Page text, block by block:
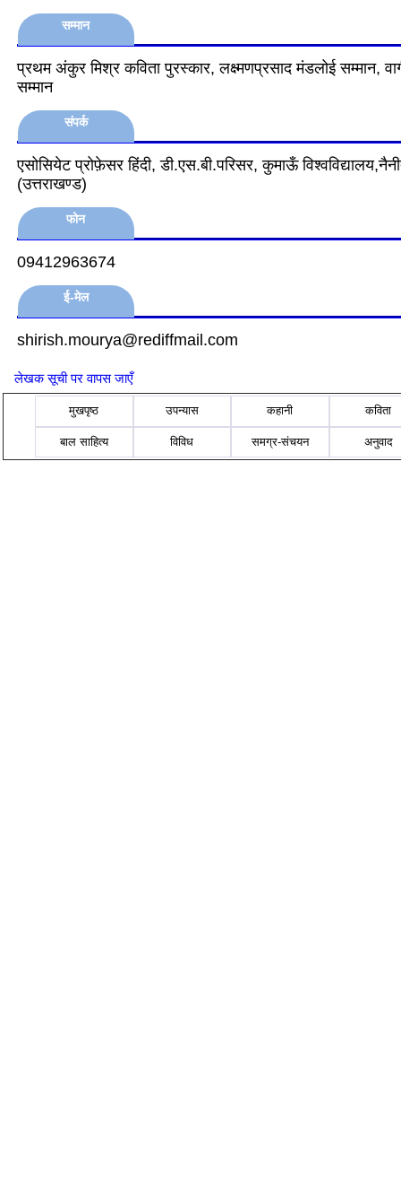
सम्मान
प्रथम अंकुर मिश्र कविता पुरस्कार, लक्ष्‍मणप्रसाद मंडलोई सम्‍मान,
सम्‍मान
संपर्क
एसोसियेट प्रोफ़ेसर हिंदी, डी.एस.बी.परिसर, कुमाऊँ
(उत्तराखण्ड)
फोन
09412963674
ई-मेल
shirish.mourya@rediffmail.com
लेखक सूची पर वापस जाएँ
मुखपृष्ठ उपन्यास कहानी कविता
बाल साहित्य विविध समग्र-संचयन अनुवाद